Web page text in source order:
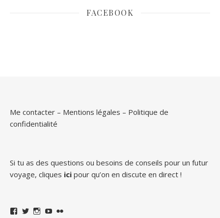
FACEBOOK
Me contacter – Mentions légales – Politique de
confidentialité
Si tu as des questions ou besoins de conseils pour un futur
voyage, cliques ici pour qu’on en discute en direct !
Facebook
TwitterInstagram
YouTube